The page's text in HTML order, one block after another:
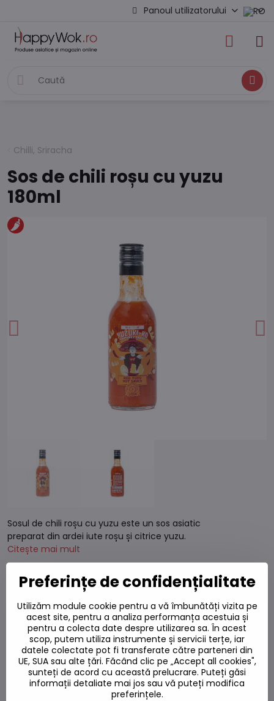
Panoul utilizatorului
Caută
Chilli, Sriracha
Sos de chili roșu cu yuzu
180ml
Sosul de chili roșu cu yuzu este un sos asiatic
preparat din ardei iute roșu și citrice yuzu.
Citește mai mult
Stoc epuizat
33,84 L
27,96 Lexcl. TVA
Adaugă la favorite
Adăugați la listă
Watchdog
Preferințe de confidențialitate
Utilizăm module cookie pentru a vă îmbunătăți vizita pe
acest site, pentru a analiza performanța acestuia și
pentru a colecta date despre utilizarea sa. În acest
scop, putem utiliza instrumente și servicii terțe, iar
datele colectate pot fi transferate către parteneri din
UE, SUA sau alte țări. Făcând clic pe „Accept all cookies",
sunteți de acord cu această prelucrare. Puteți găsi
informații detaliate mai jos sau vă puteți modifica
preferințele.